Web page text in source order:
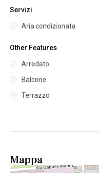
Servizi
Aria condizionata
Other Features
Arredato
Balcone
Terrazzo
Mappa